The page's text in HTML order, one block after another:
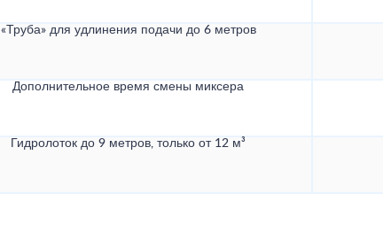
«Труба» для удлинения подачи до 6 метров
Дополнительное время смены миксера
Гидролоток до 9 метров, только от 12 м³